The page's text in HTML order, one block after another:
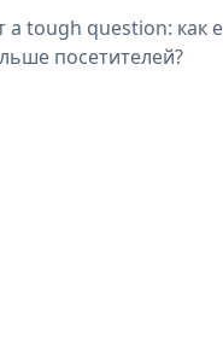
a tough question: как
посетителей?